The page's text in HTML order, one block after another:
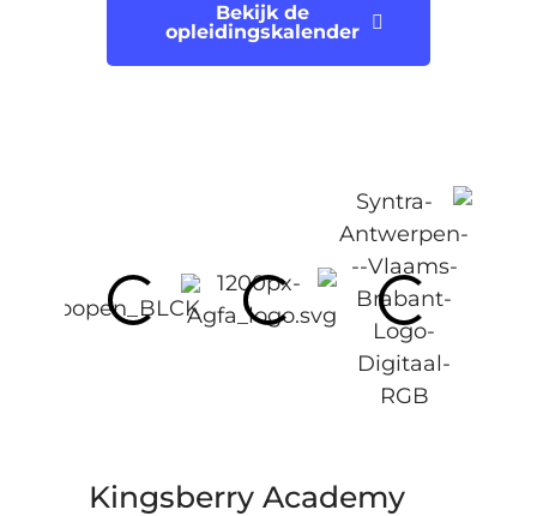
Bekijk de
opleidingskalender
Kingsberry Academy